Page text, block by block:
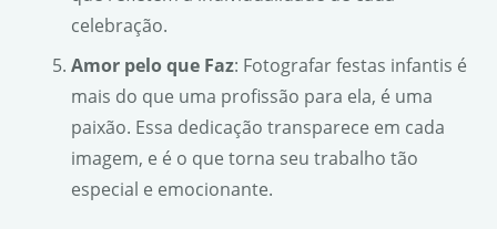
celebração.
Amor pelo que Faz: Fotografar festas infantis é
mais do que uma profissão para ela, é uma
paixão. Essa dedicação transparece em cada
imagem, e é o que torna seu trabalho tão
especial e emocionante.